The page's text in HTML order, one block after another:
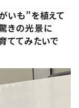
いも”を植えて
きの光景に
育ててみたいで